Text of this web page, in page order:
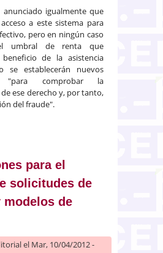
igualmente que
a este sistema para
pero en ningún caso
umbral de renta que
de la asistencia
se establecerán nuevos
"para comprobar la
ese derecho y, por tanto,
del fraude".
en esta partida
para el
solicitudes de
modelos de
el Mar, 10/04/2012 -